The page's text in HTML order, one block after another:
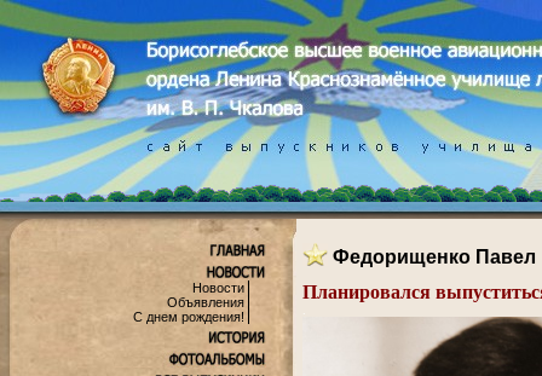
Новости
Объявления
С днем рождения!
Федорищенко Павел
Планировался